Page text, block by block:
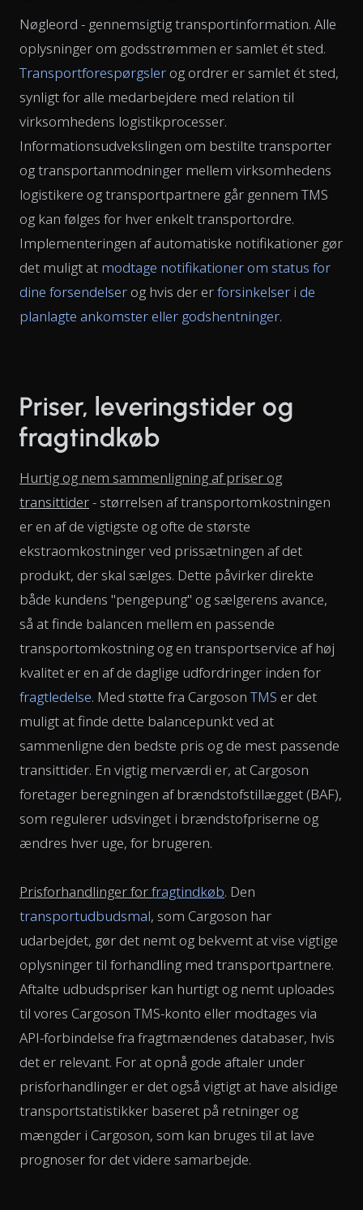
Nøgleord - gennemsigtig transportinformation. Alle
oplysninger om godsstrømmen er samlet ét sted.
Transportforespørgsler og ordrer er samlet ét sted,
synligt for alle medarbejdere med relation til
virksomhedens logistikprocesser.
Informationsudvekslingen om bestilte transporter
og transportanmodninger mellem virksomhedens
logistikere og transportpartnere går gennem TMS
og kan følges for hver enkelt transportordre.
Implementeringen af automatiske notifikationer gør
det muligt at modtage notifikationer om status for
dine forsendelser og hvis der erforsinkelser i de
planlagte ankomster eller godshentninger.
Priser, leveringstider og
fragtindkøb
Hurtig og nem sammenligning af priser og
transittider- størrelsen af transportomkostningen
er en af de vigtigste og ofte de største
ekstraomkostninger ved prissætningen af det
produkt, der skal sælges. Dette påvirker direkte
både kundens "pengepung" og sælgerens avance,
så at finde balancen mellem en passende
transportomkostning og en transportservice af høj
kvalitet er en af de daglige udfordringer inden for
fragtledelse. Med støtte fra Cargoson TMS er det
muligt at finde dette balancepunkt ved at
sammenligne den bedste pris og de mest passende
transittider. En vigtig merværdi er, at Cargoson
foretager beregningen af brændstofstillægget (BAF),
som regulerer udsvinget i brændstofpriserne og
ændres hver uge, for brugeren.
Prisforhandlinger forfragtindkøb. Den
transportudbudsmal, som Cargoson har
udarbejdet, gør det nemt og bekvemt at vise vigtige
oplysninger til forhandling med transportpartnere.
Aftalte udbudspriser kan hurtigt og nemt uploades
til vores Cargoson TMS-konto eller modtages via
API-forbindelse fra fragtmændenes databaser, hvis
det er relevant. For at opnå gode aftaler under
prisforhandlinger er det også vigtigt at have alsidige
transportstatistikker baseret på retninger og
mængder i Cargoson, som kan bruges til at lave
prognoser for det videre samarbejde.